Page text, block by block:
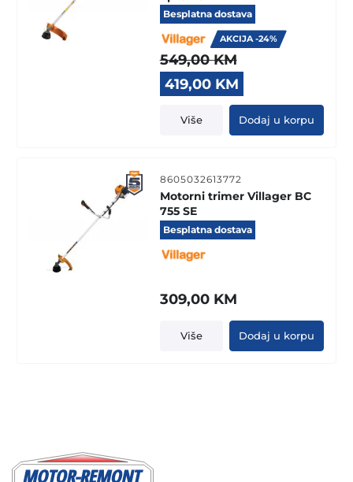
Besplatna dostava
AKCIJA -24%
549,00KM
Original
price
was:
549,00 KM.
419,00 KM
price
is:
419,00 KM.
Više Dodaj u korpu
8605032613772
Motorni trimer Villager BC
755 SE
Besplatna dostava
309,00 KM
Više Dodaj u korpu